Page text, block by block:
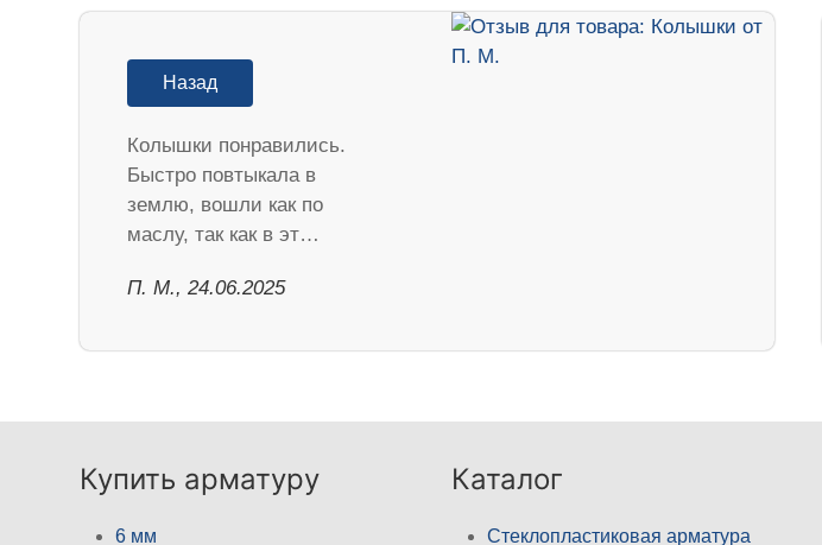
Назад
Колышки понравились.
Быстро повтыкала в
землю, вошли как по
маслу, так как в эт…
П. М., 24.06.2025
Купить арматуру
6 мм
Каталог
Стеклопластиковая арматура